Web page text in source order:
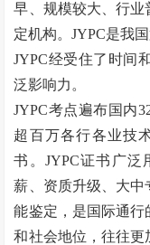
早、规模较大、行业
定机构。JYPC是我
JYPC经受住了时间
泛影响力。
JYPC考点遍布国内
超百万各行各业技
书。JYPC证书广
薪、资质升级、大中
能鉴定，是国际通行
和社会地位，往往更